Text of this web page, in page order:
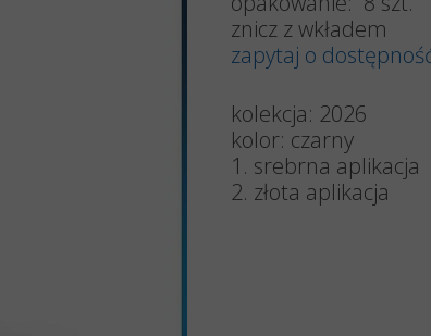
Znicze
Znicze
znicz z wkładem
zapytaj o
kolekcja: 2026
kolor: czarny
1. srebrna aplikacja
2. złota aplikacja